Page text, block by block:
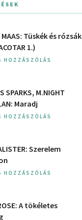
MAAS: Tüskék és rózsák
1.)
HOZZÁSZÓLÁS
SPARKS, M.NIGHT
Maradj
HOZZÁSZÓLÁS
Szerelem
HOZZÁSZÓLÁS
A ​tökéletes